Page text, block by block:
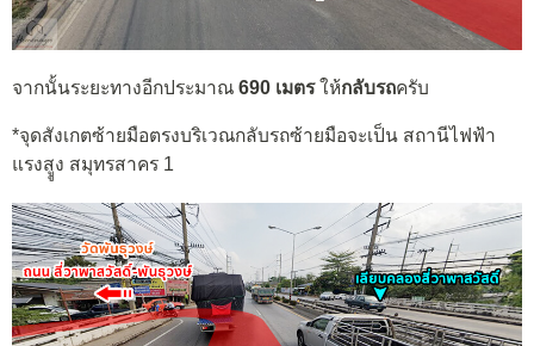
จากนั้นระยะทางอีกประมาณ 690 เมตรให้กลับรถครับ
*จุดสังเกตซ้ายมือตรงบริเวณกลับรถซ้ายมือจะเป็น สถานีไฟฟ้า
แรงสููง สมุทรสาคร 1